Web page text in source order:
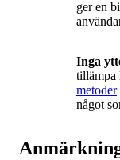
ger en
Inga
tillämpa
metoder
något